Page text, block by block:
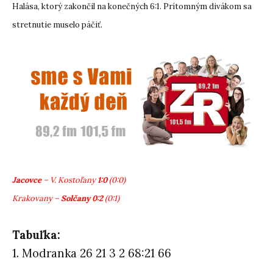
Halása, ktorý zakončil na konečných 6:1. Prítomným divákom sa
stretnutie muselo páčiť.
Jacovce– V. Kostoľany1:0(0:0)
Krakovany –Solčany 0:2(0:1)
Tabuľka:
1. Modranka 26 21 3 2 68:21 66